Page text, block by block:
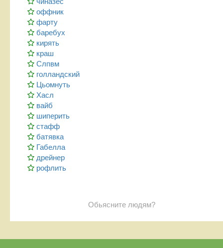
оффник
фарту
баребух
кирять
краш
Слпвм
голландский
Цьомнуть
Хасл
вайб
шиперить
стафф
батявка
Габелла
дрейнер
рофлить
Обьясните людям?